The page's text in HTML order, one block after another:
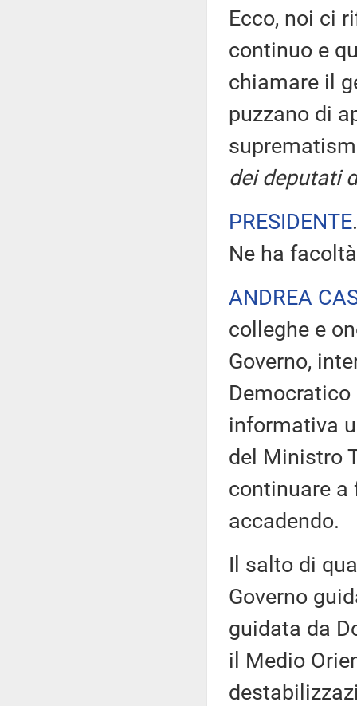
Ecco, noi ci
continuo e
chiamare il
puzzano di
dei deputati
PRESIDENTE
Ne ha
ANDREA
colleghe e
Governo,
informativa
del Ministro
continuare a
accadendo.
Il salto di
Governo
guidata da
il Medio